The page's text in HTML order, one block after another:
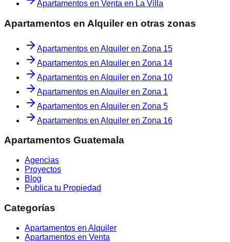
Apartamentos en Venta en La Villa
Apartamentos en Alquileren otras zonas
Apartamentos en Alquiler en Zona 15
Apartamentos en Alquiler en Zona 14
Apartamentos en Alquiler en Zona 10
Apartamentos en Alquiler en Zona 1
Apartamentos en Alquiler en Zona 5
Apartamentos en Alquiler en Zona 16
Apartamentos Guatemala
Agencias
Proyectos
Blog
Publica tu Propiedad
Categorías
Apartamentos en Alquiler
Apartamentos en Venta